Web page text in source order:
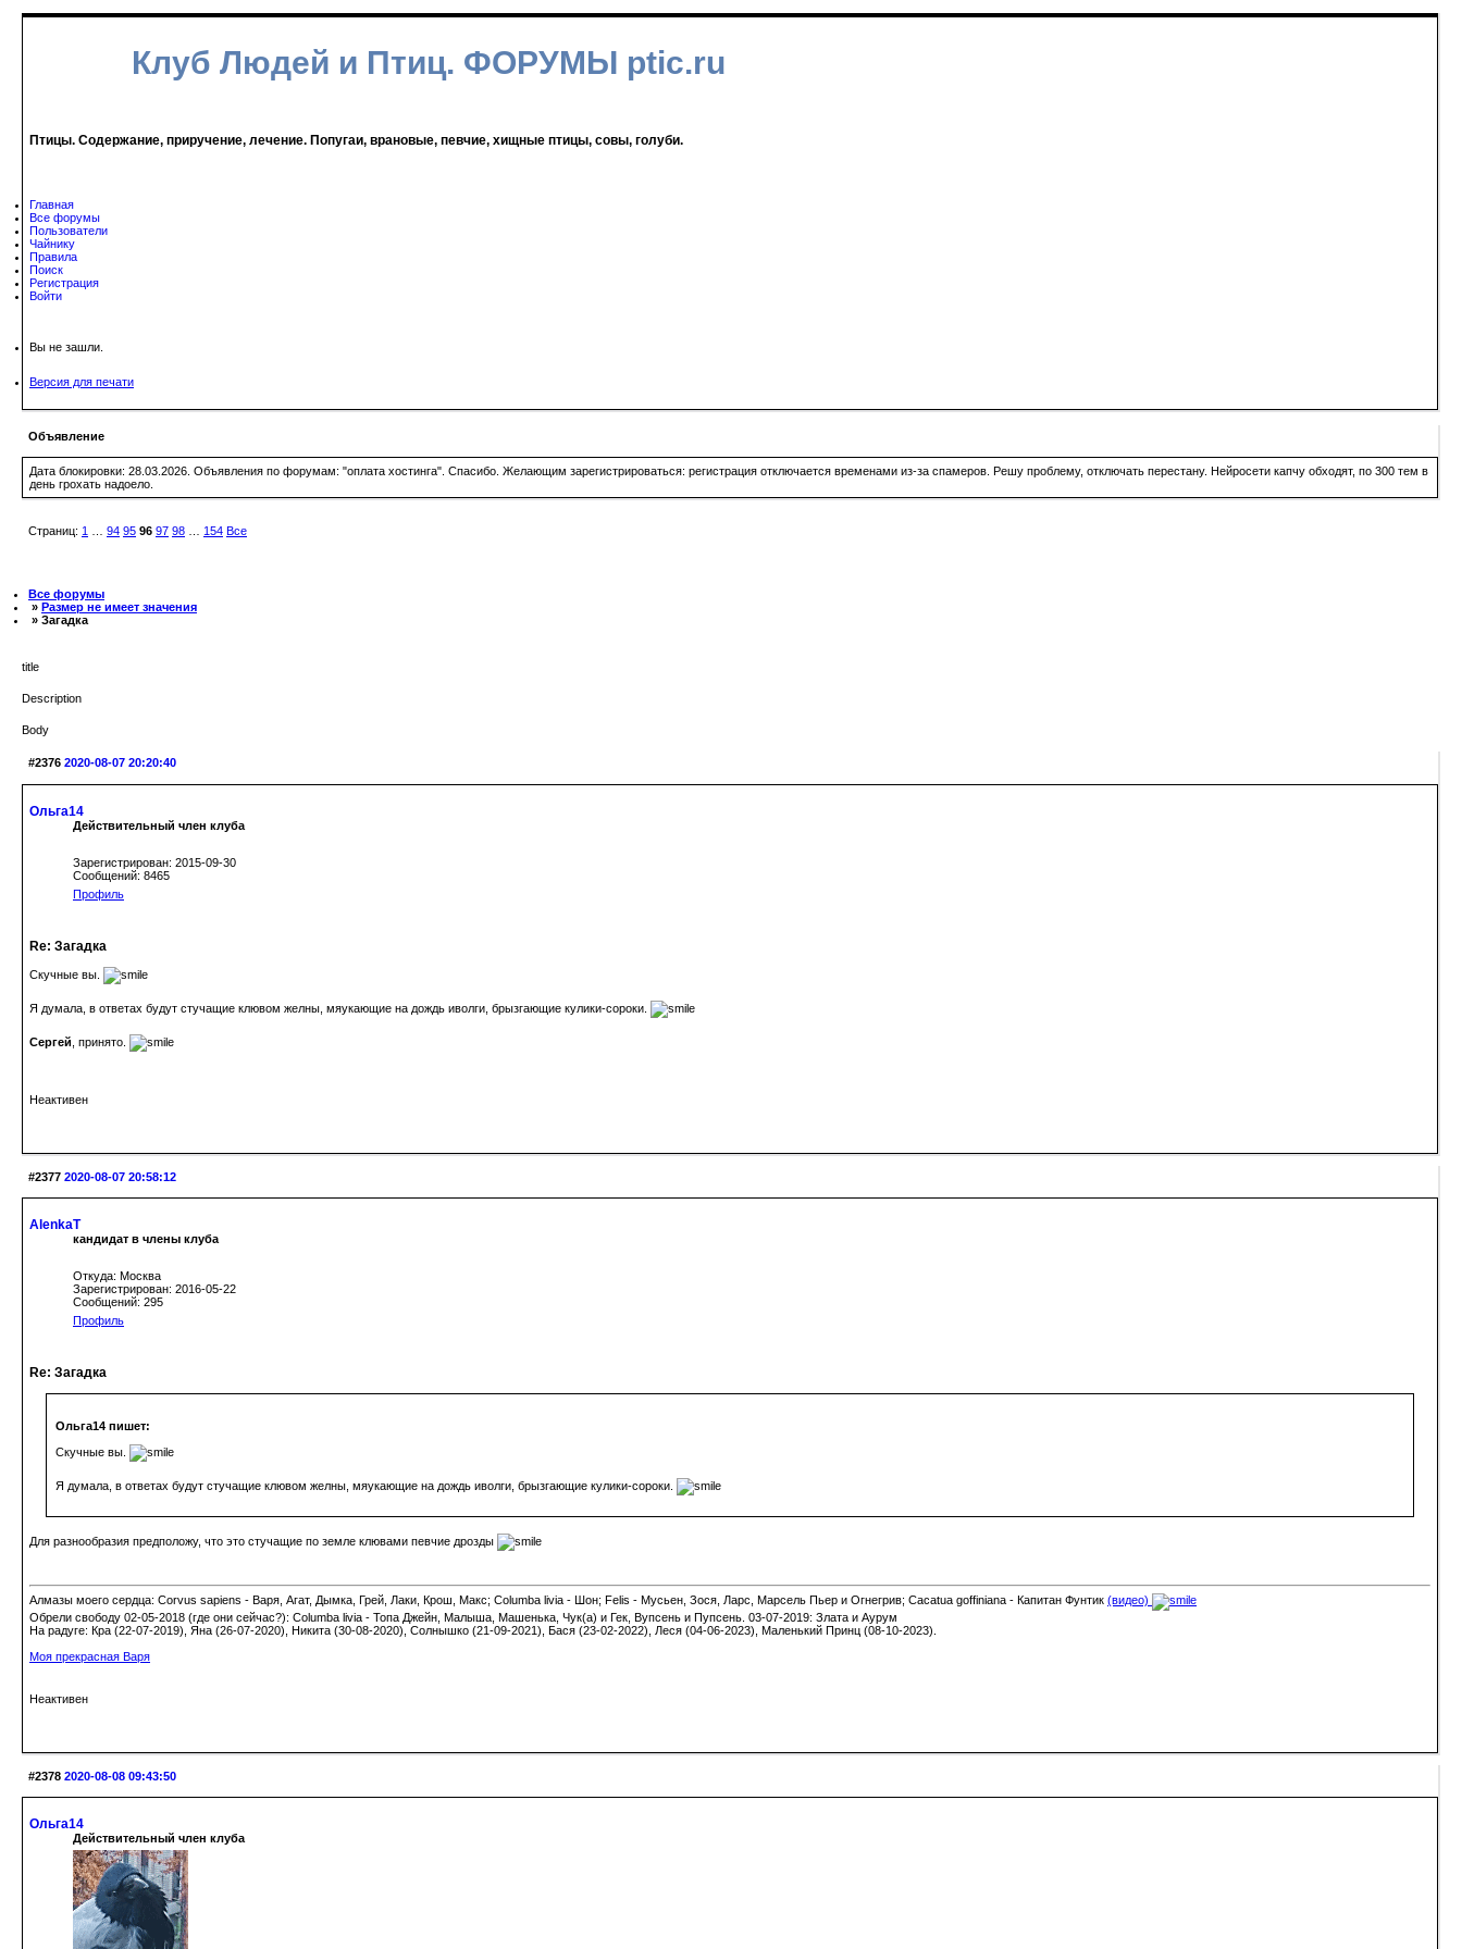
Клуб Людей и Птиц. ФОРУМЫ ptic.ru
Птицы. Содержание, приручение, лечение. Попугаи, врановые, певчие, хищные птицы, совы, голуби.
Главная
Все форумы
Пользователи
Чайнику
Правила
Поиск
Регистрация
Войти
Вы не зашли.
Версия для печати
Объявление
Дата блокировки: 28.03.2026. Объявления по форумам: "оплата хостинга". Спасибо. Желающим зарегистрироваться: регистрация отключается временами из-за спамеров. Решу проблему, отключать перестану. Нейросети капчу обходят, по 300 тем в
день грохать надоело.
Страниц: 1 … 94 95 96 97 98 … 154 Все
Все форумы
» Размер не имеет значения
» Загадка
title
Description
Body
#2376 2020-08-07 20:20:40
Ольга14
Действительный член клуба
Зарегистрирован: 2015-09-30
Сообщений: 8465
Профиль
Re: Загадка
Скучные вы.
Я думала, в ответах будут стучащие клювом желны, мяукающие на дождь иволги, брызгающие кулики-сороки.
Сергей , принято.
Неактивен
#2377 2020-08-07 20:58:12
AlenkaT
кандидат в члены клуба
Откуда: Москва
Зарегистрирован: 2016-05-22
Сообщений: 295
Профиль
Re: Загадка
Ольга14 пишет:
Скучные вы.
Я думала, в ответах будут стучащие клювом желны, мяукающие на дождь иволги, брызгающие кулики-сороки.
Для разнообразия предположу, что это стучащие по земле клювами певчие дрозды
Алмазы моего сердца: Corvus sapiens - Варя, Агат, Дымка, Грей, Лаки, Крош, Макс; Columba livia - Шон; Felis - Мусьен, Зося, Ларс, Марсель Пьер и Огнегрив; Cacatua goffiniana - Капитан Фунтик (видео)
Обрели свободу 02-05-2018 (где они сейчас?): Columba livia - Топа Джейн, Малыша, Машенька, Чук(а) и Гек, Вупсень и Пупсень. 03-07-2019: Злата и Аурум
На радуге: Кра (22-07-2019), Яна (26-07-2020), Никита (30-08-2020), Солнышко (21-09-2021), Бася (23-02-2022), Леся (04-06-2023), Маленький Принц (08-10-2023).
Моя прекрасная Варя
Неактивен
#2378 2020-08-08 09:43:50
Ольга14
Действительный член клуба